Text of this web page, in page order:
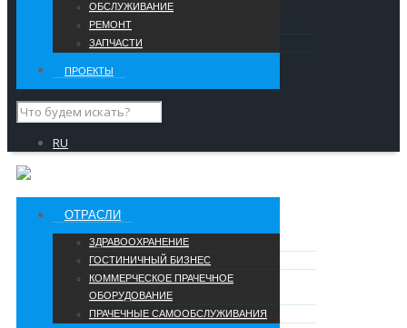
ОБСЛУЖИВАНИЕ
РЕМОНТ
ЗАПЧАСТИ
ПРОЕКТЫ
RU
ОТРАСЛИ
ЗДРАВООХРАНЕНИЕ
ГОСТИНИЧНЫЙ БИЗНЕС
КОММЕРЧЕСКОЕ ПРАЧЕЧНОЕ
ОБОРУДОВАНИЕ
ПРАЧЕЧНЫЕ САМООБСЛУЖИВАНИЯ